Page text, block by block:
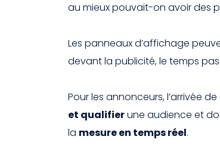
au mieux pouvait-on avoir des
Les panneaux d’affichage
devant la publicité, le temps
Pour les annonceurs, l’arrivée
et qualifierune audience et
la mesure en temps réel.